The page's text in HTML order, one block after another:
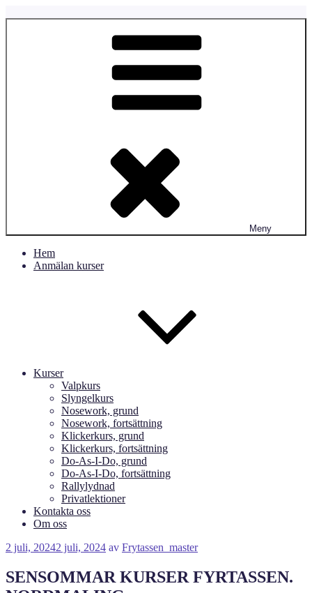
till
Fyrtassens Hundverksamhet
Meny
Hem
Anmälan kurser
Kurser
Valpkurs
Slyngelkurs
Nosework, grund
Nosework, fortsättning
Klickerkurs, grund
Klickerkurs, fortsättning
Do-As-I-Do, grund
Do-As-I-Do, fortsättning
Rallylydnad
Privatlektioner
Kontakta oss
Om oss
Publicerat
2 juli, 20242 juli, 2024 av Frytassen_master
SENSOMMAR KURSER FYRTASSEN.